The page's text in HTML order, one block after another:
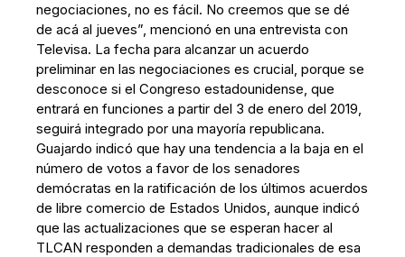
negociaciones, no es fácil. No creemos que se dé
de acá al jueves”, mencionó en una entrevista con
Televisa. La fecha para alcanzar un acuerdo
preliminar en las negociaciones es crucial, porque se
desconoce si el Congreso estadounidense, que
entrará en funciones a partir del 3 de enero del 2019,
seguirá integrado por una mayoría republicana.
Guajardo indicó que hay una tendencia a la baja en el
número de votos a favor de los senadores
demócratas en la ratificación de los últimos acuerdos
de libre comercio de Estados Unidos, aunque indicó
que las actualizaciones que se esperan hacer al
TLCAN responden a demandas tradicionales de esa